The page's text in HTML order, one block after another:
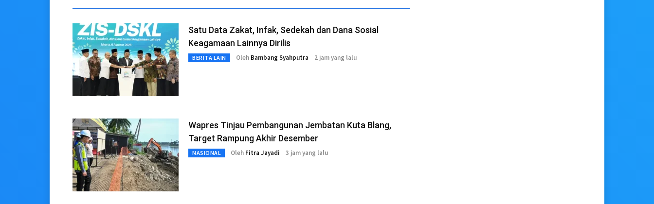
Satu Data Zakat, Infak, Sedekah dan Dana Sosial
Keagamaan Lainnya Dirilis
BERITA LAIN Oleh Bambang Syahputra 2 jam yang lalu
Wapres Tinjau Pembangunan Jembatan Kuta Blang,
Target Rampung Akhir Desember
NASIONAL Oleh Fitra Jayadi 3 jam yang lalu